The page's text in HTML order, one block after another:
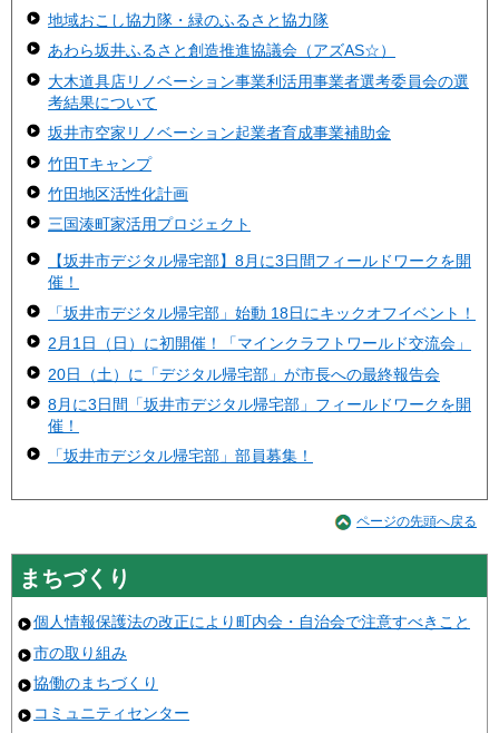
地域おこし協力隊・緑のふるさと協力隊
あわら坂井ふるさと創造推進協議会（アズAS☆）
大木道具店リノベーション事業利活用事業者選考委員会の選
考結果について
坂井市空家リノベーション起業者育成事業補助金
竹田Tキャンプ
竹田地区活性化計画
三国湊町家活用プロジェクト
【坂井市デジタル帰宅部】8月に3日間フィールドワークを開
催！
「坂井市デジタル帰宅部」始動 18日にキックオフイベント！
2月1日（日）に初開催！「マインクラフトワールド交流会」
20日（土）に「デジタル帰宅部」が市長への最終報告会
8月に3日間「坂井市デジタル帰宅部」フィールドワークを開
催！
「坂井市デジタル帰宅部」部員募集！
ページの先頭へ戻る
まちづくり
個人情報保護法の改正により町内会・自治会で注意すべきこと
市の取り組み
協働のまちづくり
コミュニティセンター